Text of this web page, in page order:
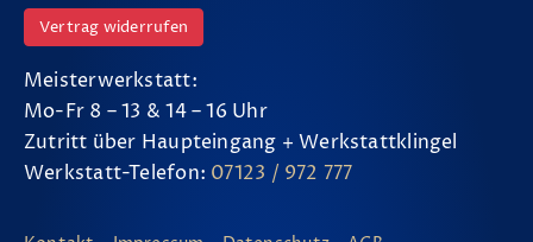
Vertrag widerrufen
Meisterwerkstatt:
Mo-Fr 8 – 13 & 14 – 16 Uhr
Zutritt über Haupteingang + Werkstattklingel
Werkstatt-Telefon: 07123 / 972 777